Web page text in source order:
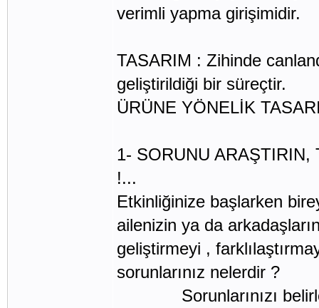
verimli yapma girişimidir.
TASARIM : Zihinde
geliştirildiği bir süreçtir.
ÜRÜNE YÖNELİK
1- SORUNU ARAŞTIRIN,
!...
Etkinliğinize başlarken
ailenizin ya da
geliştirmeyi ,
sorunlarınız nelerdir ?
Sorunlarınızı